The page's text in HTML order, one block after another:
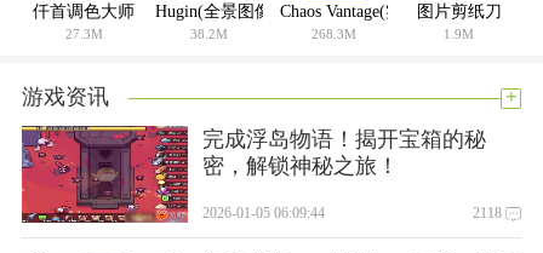
仟首调色大师
27.3M
Hugin(全景图像缝合器)
38.2M
Chaos Vantage(实时光线追踪渲染器)
268.3M
图片剪纸刀
1.9M
游戏资讯 +
完成浮岛物语！揭开宝箱的秘
密，解锁神秘之旅！
2026-01-05 06:09:44 2118